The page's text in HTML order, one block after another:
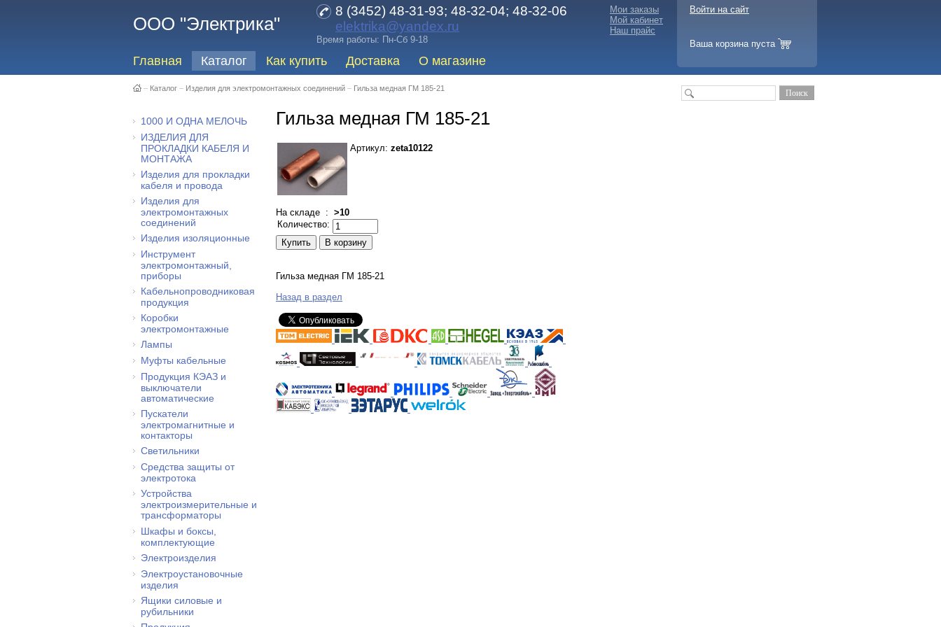
ООО "Электрика"
8 (3452) 48-31-93; 48-32-04; 48-32-06
elektrika@yandex.ru
Время работы: Пн-Сб 9-18
Главная Каталог Как купить Доставка О магазине
Мои заказы
Мой кабинет
Наш прайс
Войти на сайт
Ваша корзина пуста
– Каталог – Изделия для электромонтажных соединений – Гильза медная ГМ 185-21
1000 И ОДНА МЕЛОЧЬ
ИЗДЕЛИЯ ДЛЯ
ПРОКЛАДКИ КАБЕЛЯ И
МОНТАЖА
Изделия для прокладки
кабеля и провода
Изделия для
электромонтажных
соединений
Изделия изоляционные
Инструмент
электромонтажный,
приборы
Кабельнопроводниковая
продукция
Коробки
электромонтажные
Лампы
Муфты кабельные
Продукция КЭАЗ и
выключатели
автоматические
Пускатели
электромагнитные и
контакторы
Светильники
Средства защиты от
электротока
Устройства
электроизмерительные и
трансформаторы
Шкафы и боксы,
комплектующие
Электроизделия
Электроустановочные
изделия
Ящики силовые и
рубильники
Гильза медная ГМ 185-21
Артикул: zeta10122
На складе : >10
Количество:
Гильза медная ГМ 185-21
Назад в раздел